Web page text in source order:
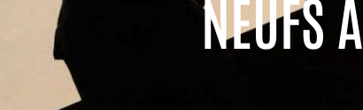
NEUFS